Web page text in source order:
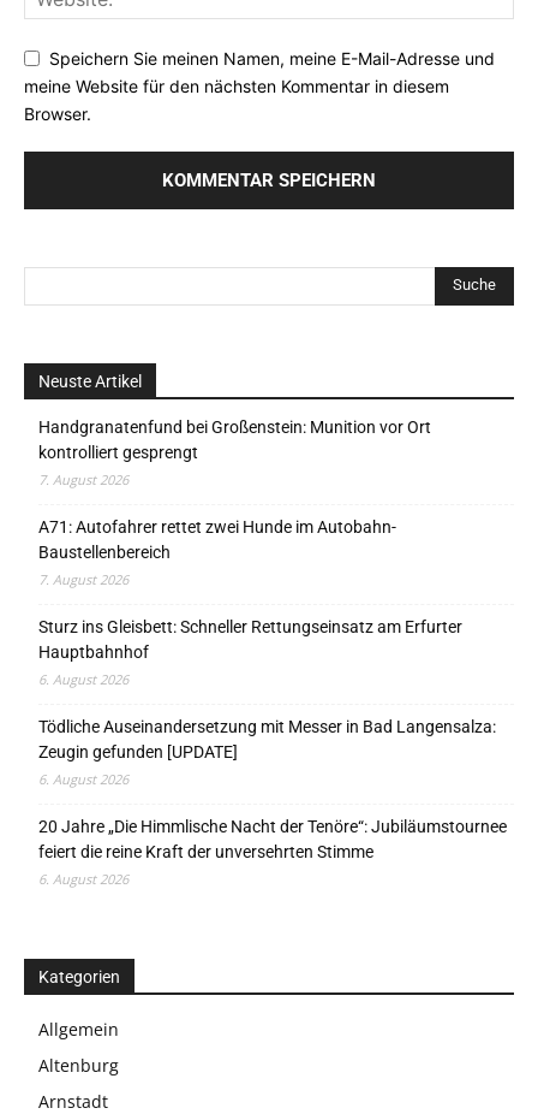
Speichern Sie meinen Namen, meine E-Mail-Adresse und
meine Website für den nächsten Kommentar in diesem
Browser.
Neuste Artikel
Handgranatenfund bei Großenstein: Munition vor Ort
kontrolliert gesprengt
7. August 2026
A71: Autofahrer rettet zwei Hunde im Autobahn-
Baustellenbereich
7. August 2026
Sturz ins Gleisbett: Schneller Rettungseinsatz am Erfurter
Hauptbahnhof
6. August 2026
Tödliche Auseinandersetzung mit Messer in Bad Langensalza:
Zeugin gefunden [UPDATE]
6. August 2026
20 Jahre „Die Himmlische Nacht der Tenöre“: Jubiläumstournee
feiert die reine Kraft der unversehrten Stimme
6. August 2026
Kategorien
Allgemein
Altenburg
Arnstadt